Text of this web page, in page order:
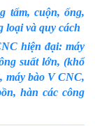
tấm, cuộn, ống,
loại và quy cách
hiện đại: máy
suất lớn, (khổ
máy bào V CNC,
hàn các công